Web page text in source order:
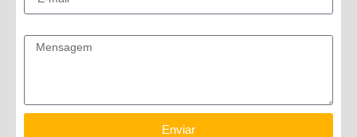
Enviar